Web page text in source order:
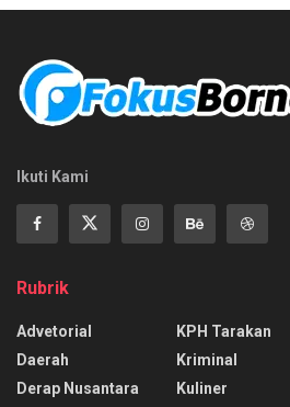
Ikuti Kami
Rubrik
Advetorial
Daerah
Derap Nusantara
KPH Tarakan
Kriminal
Kuliner